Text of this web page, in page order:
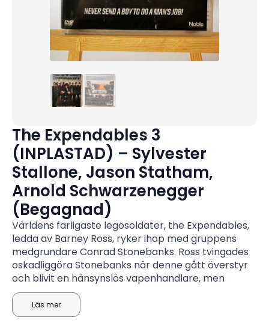
The Expendables 3
(INPLASTAD) – Sylvester
Stallone, Jason Statham,
Arnold Schwarzenegger
(Begagnad)
Världens farligaste legosoldater, the Expendables,
ledda av Barney Ross, ryker ihop med gruppens
medgrundare Conrad Stonebanks. Ross tvingades
oskadliggöra Stonebanks när denne gått överstyr
och blivit en hänsynslös vapenhandlare, men
Stonebanks överlevde och han planerar nu att
utplåna hela teamet. Ross samlar ihop sina
medlemmar och gör sig redo att besegra sin gamla
Läs mer